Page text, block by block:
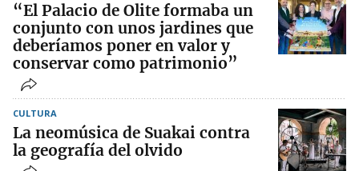
“El Palacio de Olite formaba un
conjunto con unos jardines que
deberíamos poner en valor y
conservar como patrimonio”
CULTURA
La neomúsica de Suakai contra
la geografía del olvido